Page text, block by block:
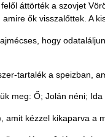
áttörték a szovjet
ők visszalőttek. A
hogy
tartalék a speizban,
meg: Ő; Jolán néni;
kézzel kikaparva